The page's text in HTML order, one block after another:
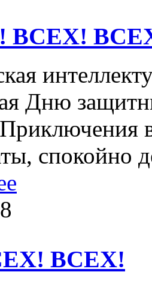
ВСЕХ!
Дню
спокойно
ВСЕХ!